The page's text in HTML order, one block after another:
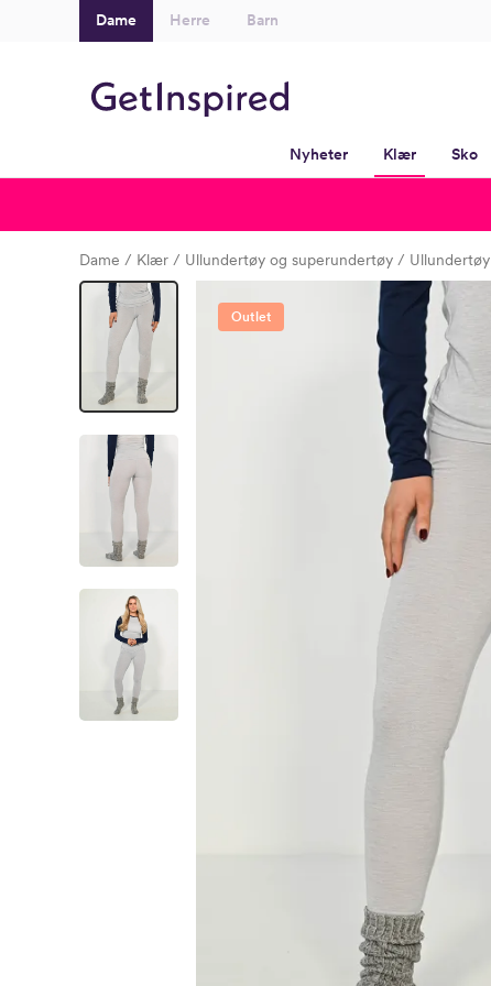
Dame Herre Barn
Nyheter Klær Sko
Dame Klær Ullundertøy og superundertøy Ullundertøy
Outlet